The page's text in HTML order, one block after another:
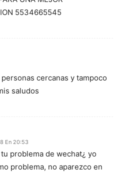
5534665545
cercanas y tampoco
saludos
En 20:53
problema de wechat¿ yo
problema, no aparezco en